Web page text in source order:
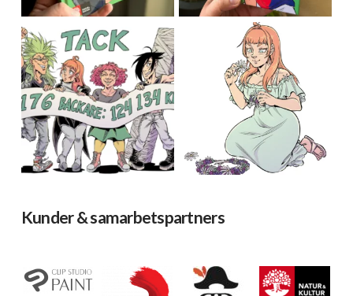
Kunder & samarbetspartners